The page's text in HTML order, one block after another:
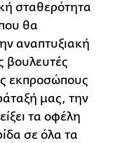
σταθερότητα
θα
αναπτυξιακή
βουλευτές
εκπροσώπους
μας, την
τα οφέλη
σε όλα τα